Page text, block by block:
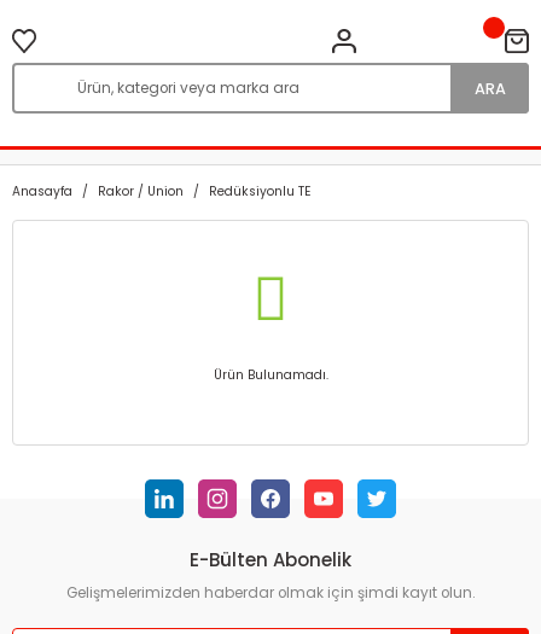
ARA
Anasayfa Rakor / Union Redüksiyonlu TE
Ürün Bulunamadı.
E-Bülten Abonelik
Gelişmelerimizden haberdar olmak için şimdi kayıt olun.